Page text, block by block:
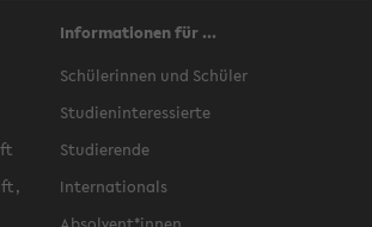
Informationen für ...
Schülerinnen und Schüler
Studieninteressierte
Studierende
Internationals